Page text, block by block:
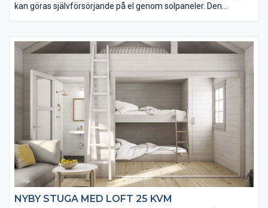
kan göras självförsörjande på el genom solpaneler. Den
göra stugan till din egen. Inklusive loftet får du en total golvyta
på 35 kvm.
NYBY STUGA MED LOFT 25 KVM